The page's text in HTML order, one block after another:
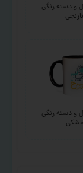
و دسته رنگی
نارنجی
و دسته رنگی
مشکی